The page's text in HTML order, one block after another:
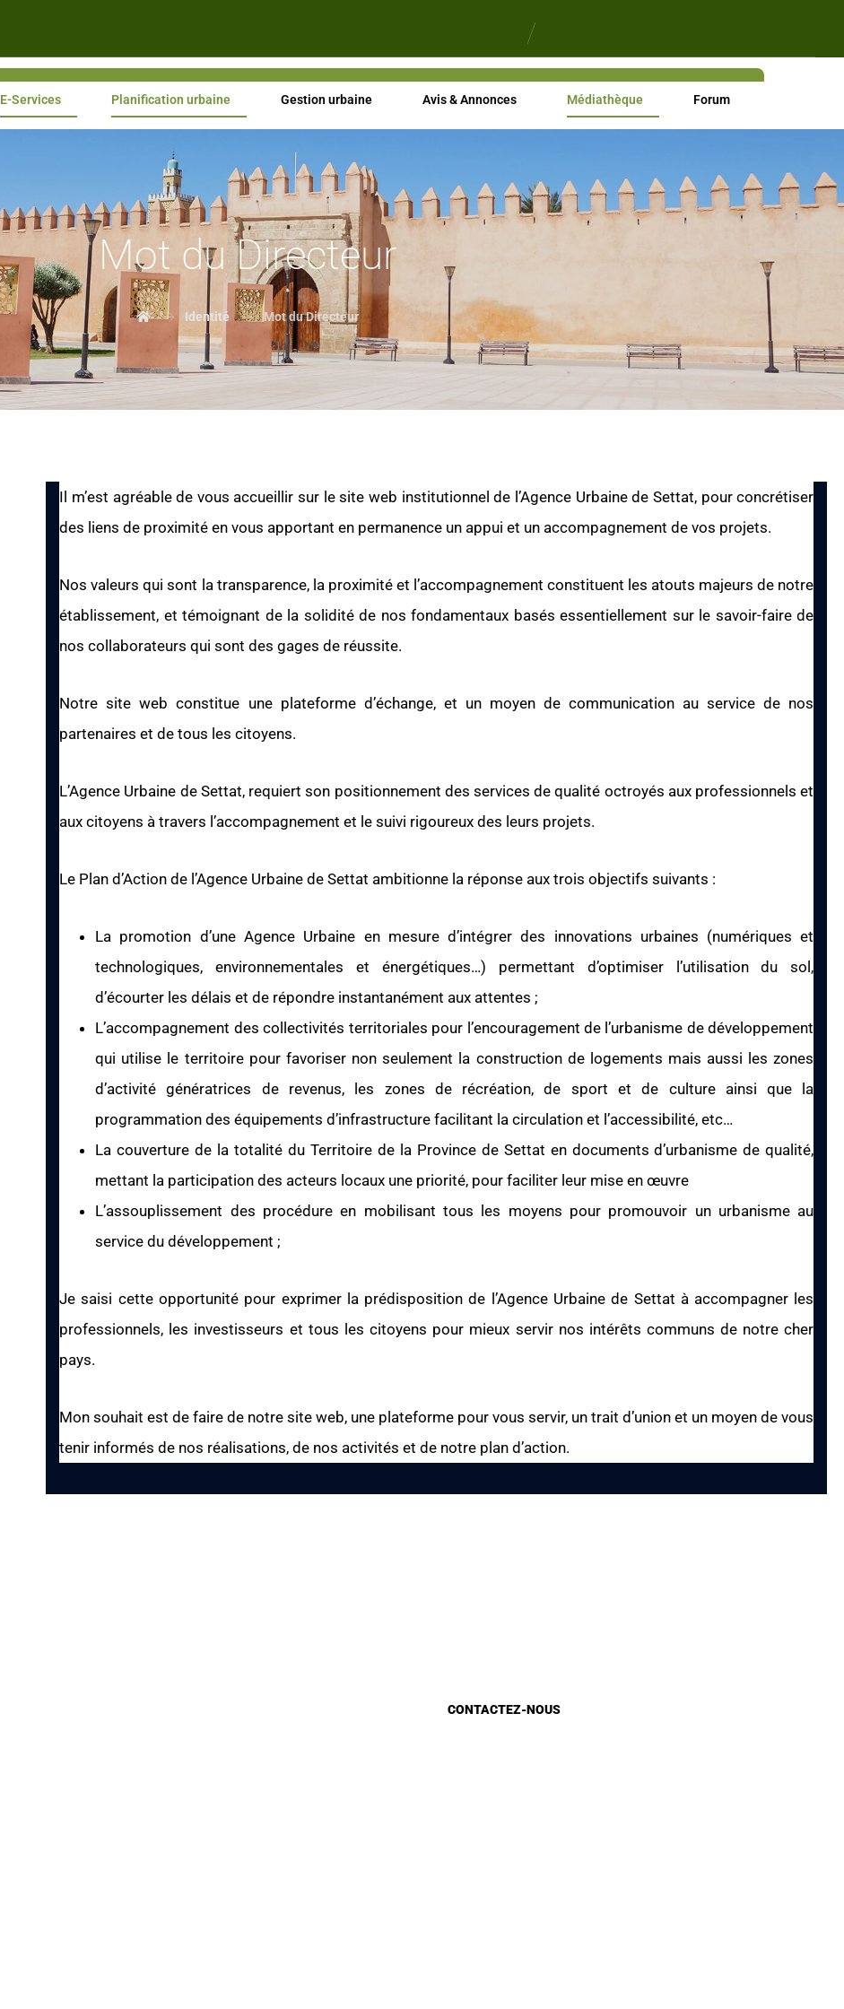
E-Services Planification urbaine Gestion urbaine Avis & Annonces Médiathèque Forum
Mot du Directeur
Identité Mot du Directeur
Il m’est agréable de vous accueillir sur le site web institutionnel de l’Agence Urbaine de Settat, pour concrétiser
des liens de proximité en vous apportant en permanence un appui et un accompagnement de vos projets.
Nos valeurs qui sont la transparence, la proximité et l’accompagnement constituent les atouts majeurs de notre
établissement, et témoignant de la solidité de nos fondamentaux basés essentiellement sur le savoir-faire de
nos collaborateurs qui sont des gages de réussite.
Notre site web constitue une plateforme d’échange, et un moyen de communication au service de nos
partenaires et de tous les citoyens.
L’Agence Urbaine de Settat, requiert son positionnement des services de qualité octroyés aux professionnels et
aux citoyens à travers l’accompagnement et le suivi rigoureux des leurs projets.
Le Plan d’Action de l’Agence Urbaine de Settat ambitionne la réponse aux trois objectifs suivants :
La promotion d’une Agence Urbaine en mesure d’intégrer des innovations urbaines (numériques et
technologiques, environnementales et énergétiques…) permettant d’optimiser l’utilisation du sol,
d’écourter les délais et de répondre instantanément aux attentes ;
L’accompagnement des collectivités territoriales pour l’encouragement de l’urbanisme de développement
qui utilise le territoire pour favoriser non seulement la construction de logements mais aussi les zones
d’activité génératrices de revenus, les zones de récréation, de sport et de culture ainsi que la
programmation des équipements d’infrastructure facilitant la circulation et l’accessibilité, etc…
La couverture de la totalité du Territoire de la Province de Settat en documents d’urbanisme de qualité,
mettant la participation des acteurs locaux une priorité, pour faciliter leur mise en œuvre
L’assouplissement des procédure en mobilisant tous les moyens pour promouvoir un urbanisme au
service du développement ;
Je saisi cette opportunité pour exprimer la prédisposition de l’Agence Urbaine de Settat à accompagner les
professionnels, les investisseurs et tous les citoyens pour mieux servir nos intérêts communs de notre cher
pays.
Mon souhait est de faire de notre site web, une plateforme pour vous servir, un trait d’union et un moyen de vous
tenir informés de nos réalisations, de nos activités et de notre plan d’action.
CONTACTEZ-NOUS